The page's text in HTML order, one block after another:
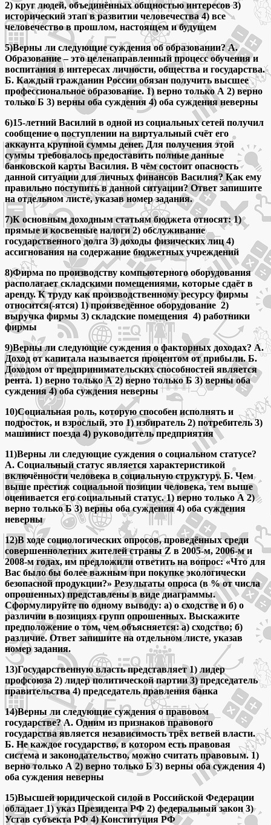
2) круг людей, объединённых общностью интересов 3)
исторический этап в развитии человечества 4) все
человечество в прошлом, настоящем и будущем
5)Верны ли следующие суждения об образовании? А.
Образование – это целенаправленный процесс обучения и
воспитания в интересах личности, общества и государства.
Б. Каждый гражданин России обязан получить высшее
профессиональное образование. 1) верно только А 2) верно
только Б 3) верны оба суждения 4) оба суждения неверны
6)15-летний Василий в одной из социальных сетей получил
сообщение о поступлении на виртуальный счёт его
аккаунта крупной суммы денег. Для получения этой
суммы требовалось предоставить полные данные
банковской карты Василия. В чём состоит опасность
данной ситуации для личных финансов Василия? Как ему
правильно поступить в данной ситуации? Ответ запишите
на отдельном листе, указав номер задания.
7)К основным доходным статьям бюджета относят: 1)
прямые и косвенные налоги 2) обслуживание
государственного долга 3) доходы физических лиц 4)
ассигнования на содержание бюджетных учреждений
8)Фирма по производству компьютерного оборудования
располагает складскими помещениями, которые сдаёт в
аренду. К труду как производственному ресурсу фирмы
относится(-ятся) 1) произведённое оборудование 2)
выручка фирмы 3) складские помещения 4) работники
фирмы
9)Верны ли следующие суждения о факторных доходах? А.
Доход от капитала называется процентом от прибыли. Б.
Доходом от предпринимательских способностей является
рента. 1) верно только А 2) верно только Б 3) верны оба
суждения 4) оба суждения неверны
10)Социальная роль, которую способен исполнять и
подросток, и взрослый, это 1) избиратель 2) потребитель 3)
машинист поезда 4) руководитель предприятия
11)Верны ли следующие суждения о социальном статусе?
А. Социальный статус является характеристикой
включённости человека в социальную структуру. Б. Чем
выше престиж социальной позиции человека, тем выше
оценивается его социальный статус. 1) верно только А 2)
верно только Б 3) верны оба суждения 4) оба суждения
неверны
12)В ходе социологических опросов, проведённых среди
совершеннолетних жителей страны Z в 2005-м, 2006-м и
2008-м годах, им предложили ответить на вопрос: «Что для
Вас было бы более важным при покупке экологически
безопасной продукции?» Результаты опроса (в % от числа
опрошенных) представлены в виде диаграммы.
Сформулируйте по одному выводу: а) о сходстве и б) о
различии в позициях групп опрошенных. Выскажите
предположение о том, чем объясняется: а) сходство; б)
различие. Ответ запишите на отдельном листе, указав
номер задания.
13)Государственную власть представляет 1) лидер
профсоюза 2) лидер политической партии 3) председатель
правительства 4) председатель правления банка
14)Верны ли следующие суждения о правовом
государстве? А. Одним из признаков правового
государства является независимость трёх ветвей власти.
Б. Не каждое государство, в котором есть правовая
система и законодательство, можно считать правовым. 1)
верно только А 2) верно только Б 3) верны оба суждения 4)
оба суждения неверны
15)Высшей юридической силой в Российской Федерации
обладает 1) указ Президента РФ 2) федеральный закон 3)
Устав субъекта РФ 4) Конституция РФ